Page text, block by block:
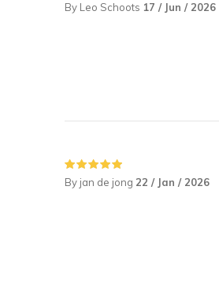
By Leo Schoots 17 / Jun / 2026
By jan de jong 22 / Jan / 2026